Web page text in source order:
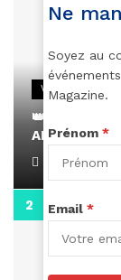
VIDEOS
👑
AMINA, le
April 1, 2022
Ne
Soyez au
Magazine.
Prénom *
Email *